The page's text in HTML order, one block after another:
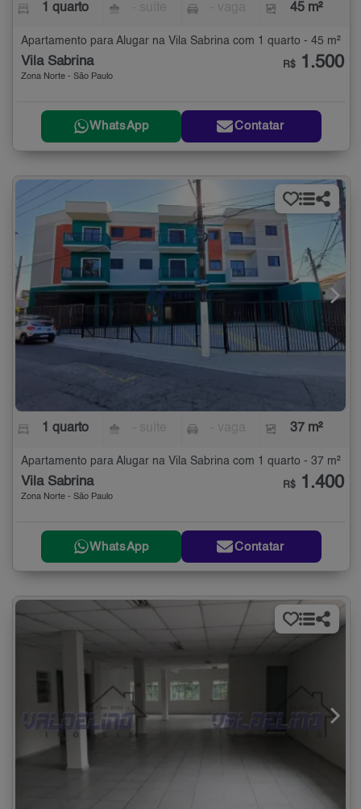
1 quarto 45 m²
Apartamento para Alugar na Vila Sabrina com 1 quarto - 45 m²
Vila Sabrina
Zona Norte - São Paulo
R$ 1.500
WhatsApp Contatar
1 quarto 37 m²
Apartamento para Alugar na Vila Sabrina com 1 quarto - 37 m²
Vila Sabrina
Zona Norte - São Paulo
R$ 1.400
WhatsApp Contatar